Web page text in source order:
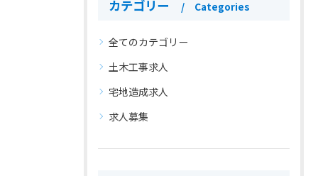
カテゴリー Categories
全てのカテゴリー
土木工事求人
宅地造成求人
求人募集